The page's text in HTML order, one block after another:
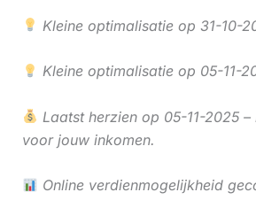
Kleine optimalisatie op 31-10-
Kleine optimalisatie op 05-11-
Laatst herzien op 05-11-2025
voor jouw inkomen.
Online verdienmogelijkheid